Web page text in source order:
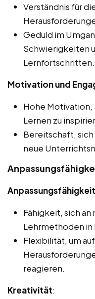
Verständnis für
Geduld im
Schwierigkeiten
Lernfortschritten.
Motivation und
Hohe Motivation,
Lernen zu
Bereitschaft,
neue
Anpassungsfähigkeit
Fähigkeit, sich
Lehrmethoden in
Flexibilität, um
reagieren.
Kreativität: